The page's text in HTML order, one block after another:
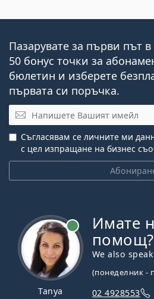
Пазарувате за първи път
50 бонус точки за
бюлетин и изберете
първата си поръчка.
Имейл
Съгласявам се личните ми
с цел изпращане на бизнес
Tanya
Имате
помощ?
We also
(понеделник -
02 4928553